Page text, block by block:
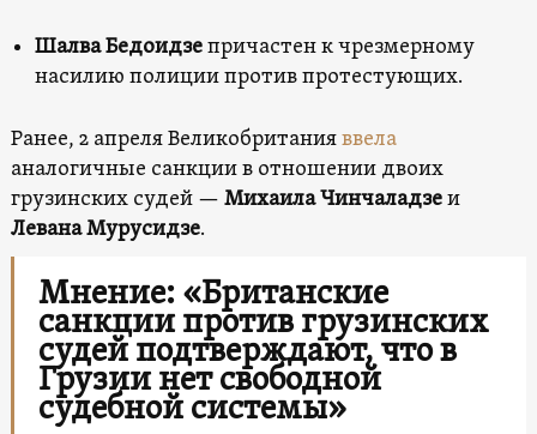
Шалва Бедоидзепричастен к чрезмерному
насилию полиции против протестующих.
Ранее, 2 апреля Великобританияввела
аналогичные санкции в отношении двоих
грузинских судей — Михаила Чинчаладзеи
Левана Мурусидзе.
Мнение: «Британские
санкции против грузинских
судей подтверждают, что в
Грузии нет свободной
судебной системы»